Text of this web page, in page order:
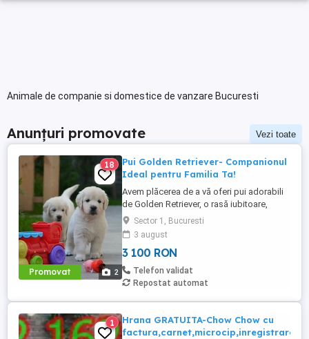
Animale de companie si domestice de vanzare Bucuresti
Anunțuri promovate Vezi toate
Promovat 2
18
Pui Golden Retriever- Companionul
Ideal pentru Familia Ta!
Avem plăcerea de a vă oferi pui adorabili
de Golden Retriever, o rasă iubitoare,
inteligentă și extrem de sociabilă. Acești
câini sunt perfecti pentru familiile care își
doresc un companion loial, energic și cu
un temperament echilibrat. Golden
Retriever-ul este renumit pentru natura sa
prietenoasă, ...
Sector 1, Bucuresti
3 august
3 100 RON
Telefon validat
Repostat automat
1
Hrana GRATUITA-Chow Chow cu
factura,carnet,microcip,inregistrare-